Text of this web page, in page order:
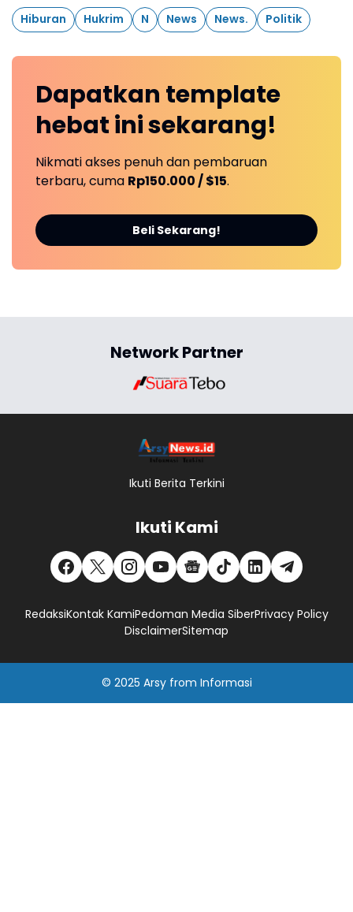
Hiburan Hukrim N News News. Politik
Dapatkan template
hebat inisekarang!
Nikmati akses penuh dan pembaruan
terbaru, cuma Rp150.000 / $15.
Beli Sekarang!
Network Partner
Ikuti Berita Terkini
Ikuti Kami
RedaksiKontak KamiPedoman Media SiberPrivacy Policy
DisclaimerSitemap
© 2025 Arsyfrom Informasi